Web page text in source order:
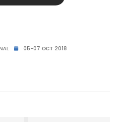
05-07 OCT 2018